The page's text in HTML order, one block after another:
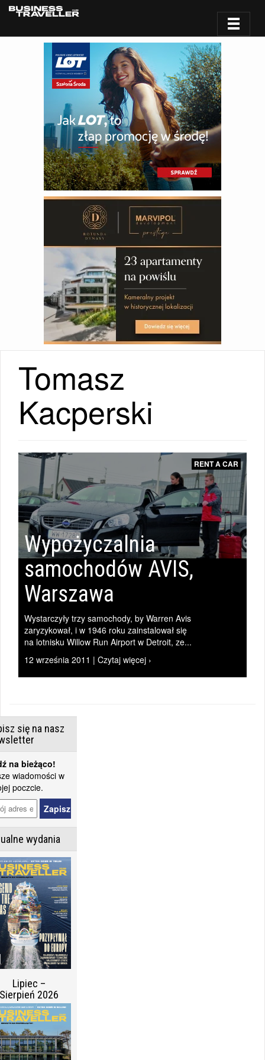
Tomasz
Kacperski
RENT A CAR
Wypożyczalnia
samochodów AVIS,
Warszawa
Wystarczyły trzy samochody, by Warren Avis
zaryzykował, i w 1946 roku zainstalował się
na lotnisku Willow Run Airport w Detroit, ze...
12 września 2011 | Czytaj więcej ›
się na nasz
na bieżąco!
wiadomości w
poczcie.
wydania
Lipiec –
2026